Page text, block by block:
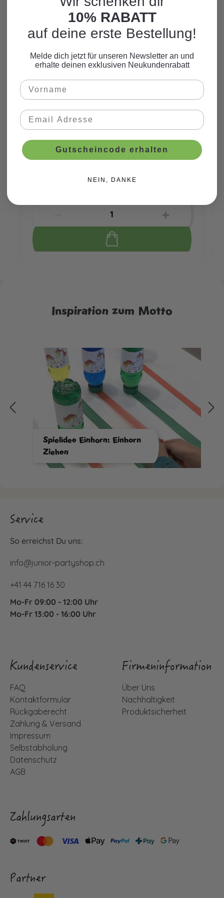
Ausstechform Einhorn
CHF 5.65*
Inspiration zum Motto
Spielidee Einhorn: Einhorn
Ziehen
Service
So erreichst Du uns:
info@junior-partyshop.ch
+41 44 716 16 30
Mo-Fr 09:00 - 12:00 Uhr
Mo-Fr 13:00 - 16:00 Uhr
Kundenservice
FAQ
Kontaktformular
Rückgaberecht
Zahlung & Versand
Impressum
Selbstabholung
Datenschutz
AGB
Firmeninformation
Über Uns
Nachhaltigkeit
Produktsicherheit
Zahlungsarten
Partner
10% RABATT
auf deine erste Bestellung!
Melde dich jetzt für unseren Newsletter an und
erhalte deinen exklusiven Neukundenrabatt
Gutscheincode erhalten
NEIN, DANKE